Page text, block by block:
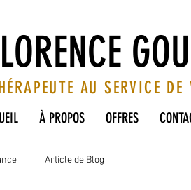
AU SERVICE DE
À PROPOS OFFRES
Article de Blog